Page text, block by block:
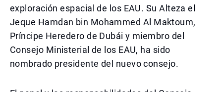
exploración espacial de los EAU. Su Alteza el
Jeque Hamdan bin Mohammed Al Maktoum,
Príncipe Heredero de Dubái y miembro del
Consejo Ministerial de los EAU, ha sido
nombrado presidente del nuevo consejo.